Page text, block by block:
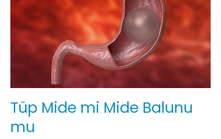
Tüp Mide mi Mide Balunu
mu